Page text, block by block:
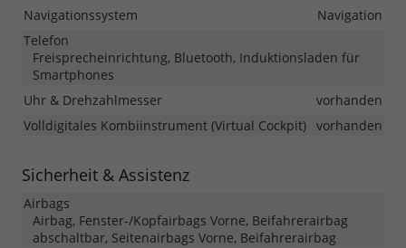
Navigationssystem
Navigation
Telefon
Freisprecheinrichtung, Bluetooth, Induktionsladen für
Smartphones
Uhr & Drehzahlmesser
vorhanden
Volldigitales Kombiinstrument (Virtual Cockpit) vorhanden
Sicherheit & Assistenz
Airbags
Airbag, Fenster-/Kopfairbags Vorne, Beifahrerairbag
abschaltbar, Seitenairbags Vorne, Beifahrerairbag